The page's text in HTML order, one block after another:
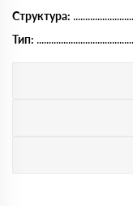
Структура:
Тип: